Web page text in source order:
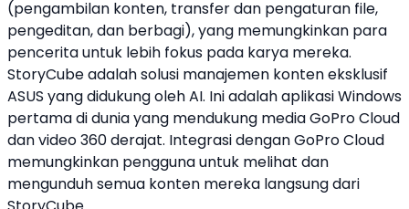
(pengambilan konten, transfer dan pengaturan file,
pengeditan, dan berbagi), yang memungkinkan para
pencerita untuk lebih fokus pada karya mereka.
StoryCube adalah solusi manajemen konten eksklusif
ASUS yang didukung oleh AI. Ini adalah aplikasi Windows
pertama di dunia yang mendukung media GoPro Cloud
dan video 360 derajat. Integrasi dengan GoPro Cloud
memungkinkan pengguna untuk melihat dan
mengunduh semua konten mereka langsung dari